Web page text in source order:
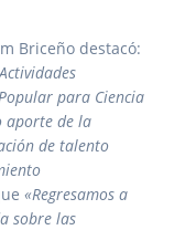
Briceño destacó:
para Ciencia
aporte de la
de talento
«Regresamos a
sobre las